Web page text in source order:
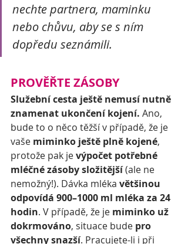
nechte partnera, maminku
nebo chůvu, aby se s ním
dopředu seznámili.
PROVĚŘTE ZÁSOBY
Služební cesta ještě nemusí nutně
znamenat ukončení kojení. Ano,
bude to o něco těžší v případě, že je
vaše miminko ještě plně kojené,
protože pak je výpočet potřebné
mléčné zásoby složitější (ale ne
nemožný!). Dávka mléka většinou
odpovídá 900–1000 ml mléka za 24
hodin. V případě, že je miminko už
dokrmováno, situace bude pro
všechny snazší. Pracujete-li i při